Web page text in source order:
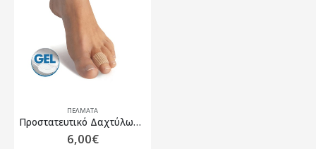
ΠΈΛΜΑΤΑ
Προστατευτικό Δαχτύλων με Gel
6,00€